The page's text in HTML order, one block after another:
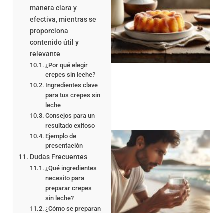
manera clara y
efectiva, mientras se
proporciona
contenido útil y
relevante
¿Por qué elegir
crepes sin leche?
Ingredientes clave
para tus crepes sin
leche
Consejos para un
resultado exitoso
Ejemplo de
presentación
Dudas Frecuentes
¿Qué ingredientes
necesito para
preparar crepes
sin leche?
¿Cómo se preparan